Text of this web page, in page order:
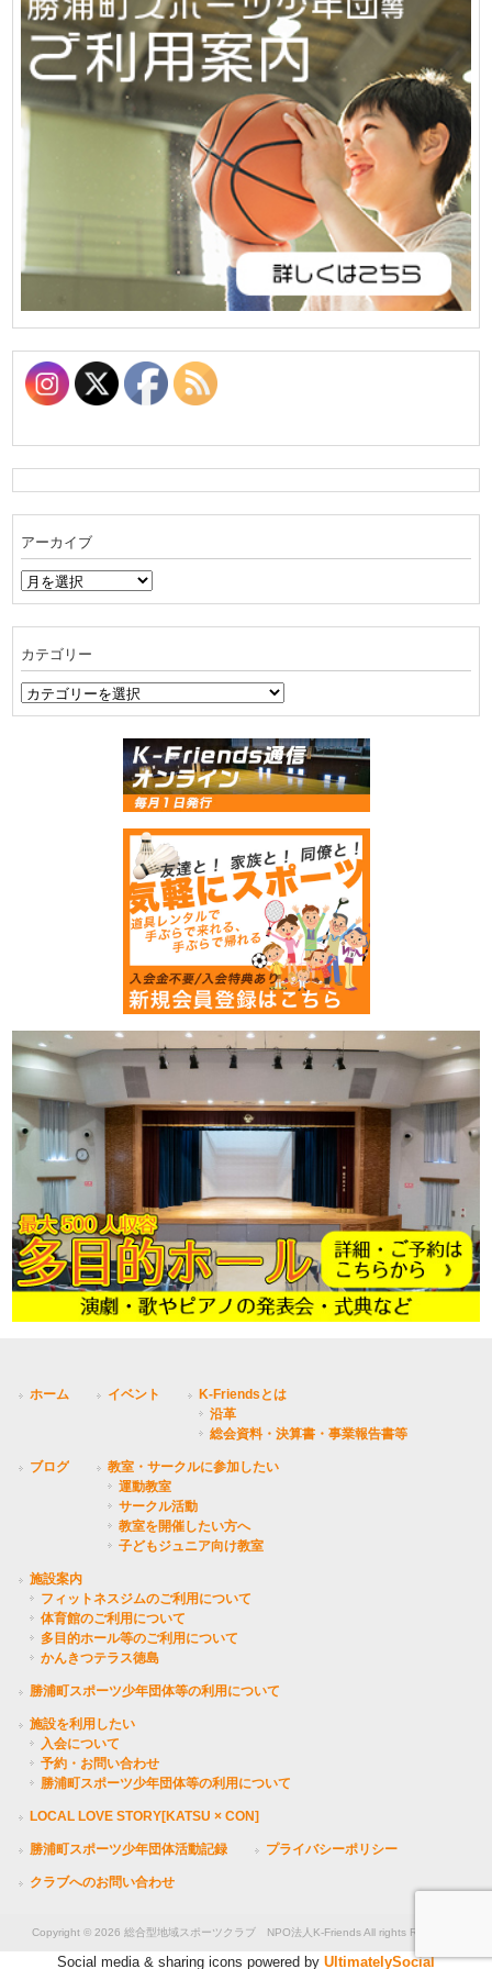
アーカイブ
ア
ー
ブ
カテゴリー
カ
テ
ホーム イベント
K-Friendsとは
沿革
総会資料・決算書・事業報告書等
ブログ
教室・サークルに参加したい
運動教室
サークル活動
教室を開催したい方へ
子どもジュニア向け教室
施設案内
フィットネスジムのご利用について
体育館のご利用について
多目的ホール等のご利用について
かんきつテラス徳島
勝浦町スポーツ少年団体等の利用について
施設を利用したい
入会について
予約・お問い合わせ
勝浦町スポーツ少年団体等の利用について
LOCAL LOVE STORY[KATSU × CON]
勝浦町スポーツ少年団体活動記録 プライバシーポリシー
クラブへのお問い合わせ
Copyright © 2026 総合型地域スポーツクラブ NPO法人K-Friends All rights Reserved.
Social media & sharing icons powered by UltimatelySocial